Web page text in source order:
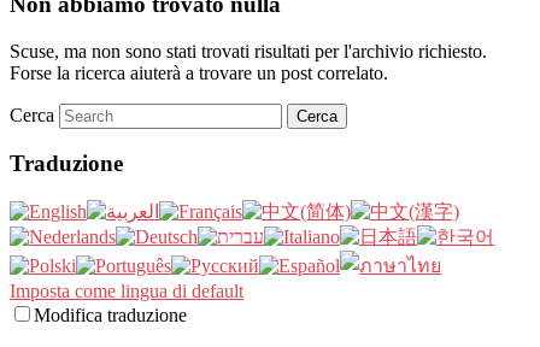
Scuse, ma non sono stati trovati risultati per l'archivio richiesto.
Forse la ricerca aiuterà a trovare un post correlato.
Cerca
Traduzione
Imposta come lingua di default
Modifica traduzione